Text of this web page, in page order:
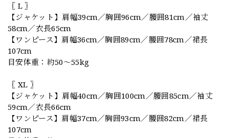
〖 L 〗
【ジャケット】肩幅39cm／胸囲96cm／腰囲81cm／袖丈
58cm／衣長65cm
【ワンピース】肩幅36cm／胸囲89cm／腰囲78cm／裙長
107cm
目安体重：約50〜55kg
〖 XL 〗
【ジャケット】肩幅40cm／胸囲100cm／腰囲85cm／袖丈
59cm／衣長66cm
【ワンピース】肩幅37cm／胸囲93cm／腰囲82cm／裙長
107cm